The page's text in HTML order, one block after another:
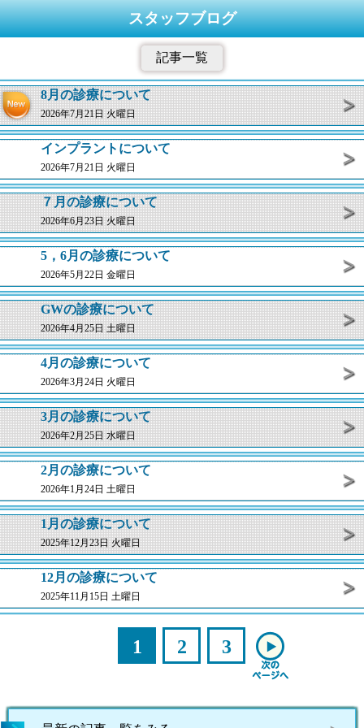
スタッフブログ
記事一覧
8月の診療について
2026年7月21日 火曜日
インプラントについて
2026年7月21日 火曜日
７月の診療について
2026年6月23日 火曜日
5，6月の診療について
2026年5月22日 金曜日
GWの診療について
2026年4月25日 土曜日
4月の診療について
2026年3月24日 火曜日
3月の診療について
2026年2月25日 水曜日
2月の診療について
2026年1月24日 土曜日
1月の診療について
2025年12月23日 火曜日
12月の診療について
2025年11月15日 土曜日
1 2 3